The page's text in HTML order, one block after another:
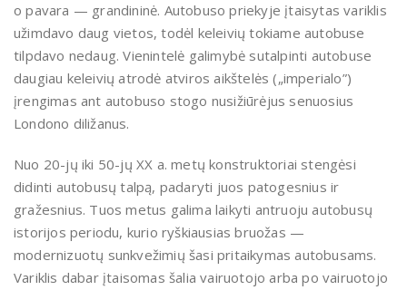
o pavara — grandininė. Autobuso priekyje įtaisytas variklis
užimdavo daug vietos, todėl keleivių tokiame autobuse
tilpdavo nedaug. Vienintelė galimybė sutalpinti autobuse
daugiau keleivių atrodė atviros aikštelės („imperialo”)
įrengimas ant autobuso stogo nusižiūrėjus senuosius
Londono diližanus.
Nuo 20-jų iki 50-jų XX a. metų konstruktoriai stengėsi
didinti autobusų talpą, padaryti juos patogesnius ir
gražesnius. Tuos metus galima laikyti antruoju autobusų
istorijos periodu, kurio ryškiausias bruožas —
modernizuotų sunkvežimių šasi pritaikymas autobusams.
Variklis dabar įtaisomas šalia vairuotojo arba po vairuotojo